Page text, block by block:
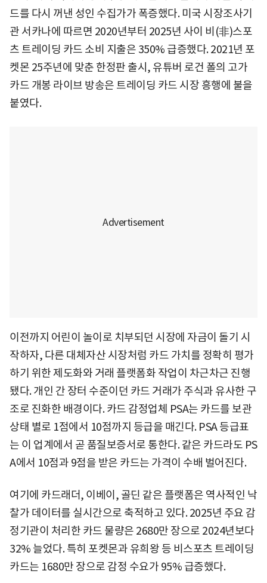
드를 다시 꺼낸 성인 수집가가 폭증했다. 미국 시장조사기
관 서카나에 따르면 2020년부터 2025년 사이 비(非)스포
츠 트레이딩 카드 소비 지출은 350% 급증했다. 2021년 포
켓몬 25주년에 맞춘 한정판 출시, 유튜버 로건 폴의 고가
카드 개봉 라이브 방송은 트레이딩 카드 시장 흥행에 불을
붙였다.
이전까지 어린이 놀이로 치부되던 시장에 자금이 돌기 시
작하자, 다른 대체자산 시장처럼 카드 가치를 정확히 평가
하기 위한 제도화와 거래 플랫폼화 작업이 차근차근 진행
됐다. 개인 간 장터 수준이던 카드 거래가 주식과 유사한 구
조로 진화한 배경이다. 카드 감정업체 PSA는 카드를 보관
상태 별로 1점에서 10점까지 등급을 매긴다. PSA 등급표
는 이 업계에서 곧 품질보증서로 통한다. 같은 카드라도 PS
A에서 10점과 9점을 받은 카드는 가격이 수배 벌어진다.
여기에 카드래더, 이베이, 골딘 같은 플랫폼은 역사적인 낙
찰가 데이터를 실시간으로 축적하고 있다. 2025년 주요 감
정기관이 처리한 카드 물량은 2680만 장으로 2024년보다
32% 늘었다. 특히 포켓몬과 유희왕 등 비스포츠 트레이딩
카드는 1680만 장으로 감정 수요가 95% 급증했다.